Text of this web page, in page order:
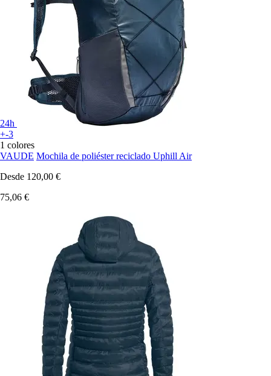
24h
+-3
1 colores
VAUDE Mochila de poliéster reciclado Uphill Air
Desde 120,00 €
75,06 €